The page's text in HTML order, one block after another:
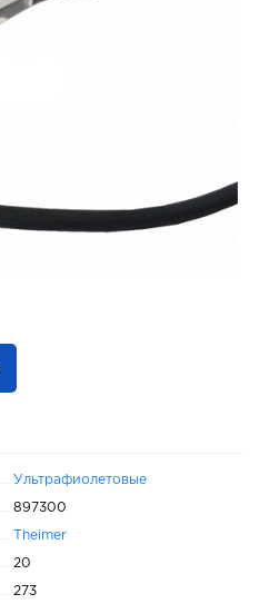
Ультрафиолетовые
897300
Theimer
20
273